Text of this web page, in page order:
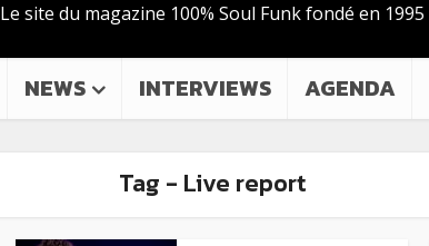
Le site du magazine 100% Soul Funk fondé en 1995
NEWS INTERVIEWS AGENDA
Tag - Live report